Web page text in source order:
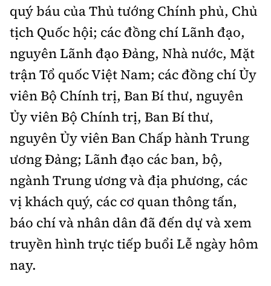
quý báu của Thủ tướng Chính phủ, Chủ
tịch Quốc hội; các đồng chí Lãnh đạo,
nguyên Lãnh đạo Đảng, Nhà nước, Mặt
trận Tổ quốc Việt Nam; các đồng chí Ủy
viên Bộ Chính trị, Ban Bí thư, nguyên
Ủy viên Bộ Chính trị, Ban Bí thư,
nguyên Ủy viên Ban Chấp hành Trung
ương Đảng; Lãnh đạo các ban, bộ,
ngành Trung ương và địa phương, các
vị khách quý, các cơ quan thông tấn,
báo chí và nhân dân đã đến dự và xem
truyền hình trực tiếp buổi Lễ ngày hôm
nay.